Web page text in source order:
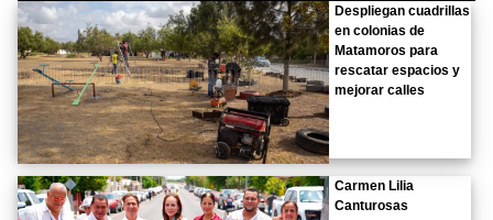
Despliegan cuadrillas
en colonias de
Matamoros para
rescatar espacios y
mejorar calles
Carmen Lilia
Canturosas